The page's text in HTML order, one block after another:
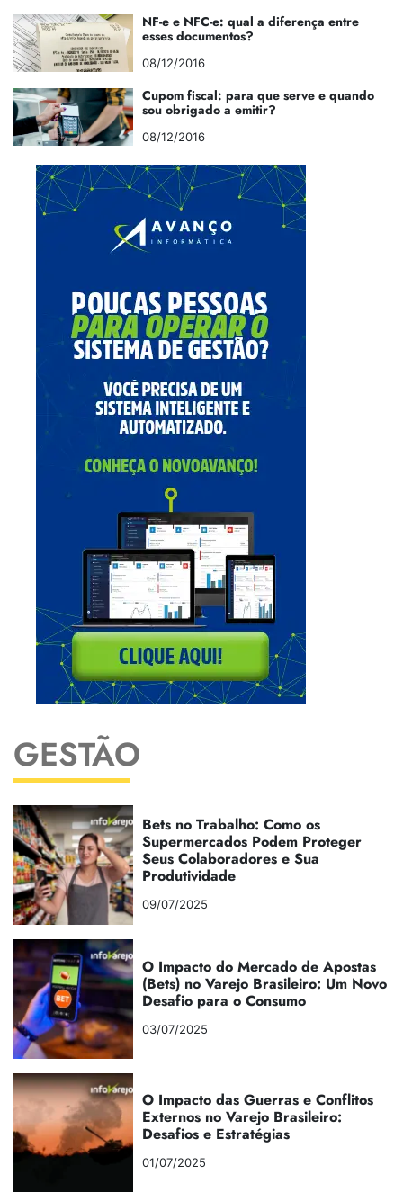
NF-e e NFC-e: qual a diferença entre
esses documentos?
08/12/2016
Cupom fiscal: para que serve e quando
sou obrigado a emitir?
08/12/2016
GESTÃO
Bets no Trabalho: Como os
Supermercados Podem Proteger
Seus Colaboradores e Sua
Produtividade
09/07/2025
O Impacto do Mercado de Apostas
(Bets) no Varejo Brasileiro: Um Novo
Desafio para o Consumo
03/07/2025
O Impacto das Guerras e Conflitos
Externos no Varejo Brasileiro:
Desafios e Estratégias
01/07/2025